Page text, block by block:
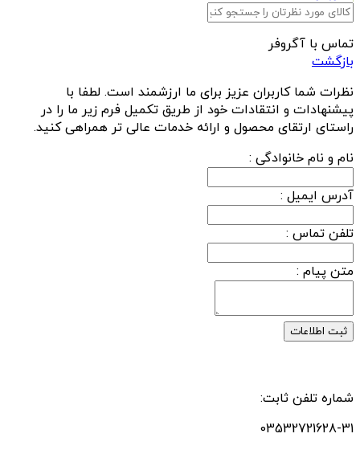
تماس با آگروفر
بازگشت
نظرات شما کاربران عزیز برای ما ارزشمند است. لطفا با
پیشنهادات و انتقادات خود از طریق تکمیل فرم زیر ما را در
راستای ارتقای محصول و ارائه خدمات عالی تر همراهی کنید.
نام و نام خانوادگی :
آدرس ايميل :
تلفن تماس :
متن پیام :
ثبت اطلاعات
شماره تلفن ثابت:
03532721628-31